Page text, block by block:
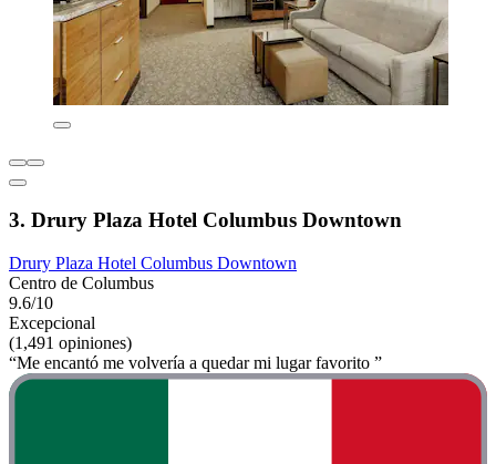
3. Drury Plaza Hotel Columbus Downtown
Drury Plaza Hotel Columbus Downtown
Centro de Columbus
9.6/10
Excepcional
(1,491 opiniones)
“Me encantó me volvería a quedar mi lugar favorito ”